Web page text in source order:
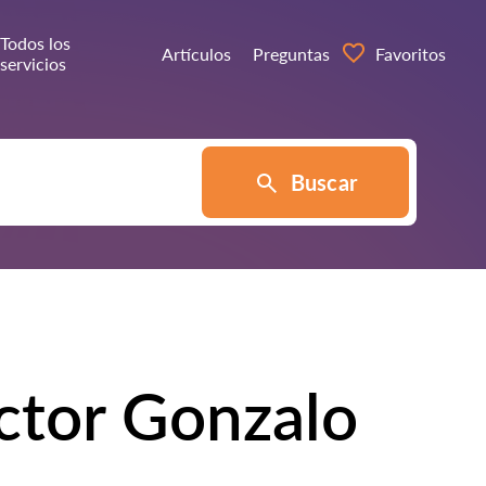
Todos los
servicios
Artículos Preguntas Favoritos
Buscar
Gonzalo